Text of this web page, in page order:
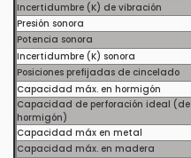
Incertidumbre (K) de vibración
Presión sonora
Potencia sonora
Incertidumbre (K) sonora
Posiciones prefijadas de cincelado
Capacidad máx. en hormigón
Capacidad de perforación ideal (de
hormigón)
Capacidad máx en metal
Capacidad máx. en madera